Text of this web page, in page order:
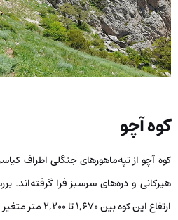
کوه آچو
کوه آچو از تپه‌ماهورهای جنگلی اطراف
هیرکانی و دره‌های سرسبز فرا
ارتفاع این کوه